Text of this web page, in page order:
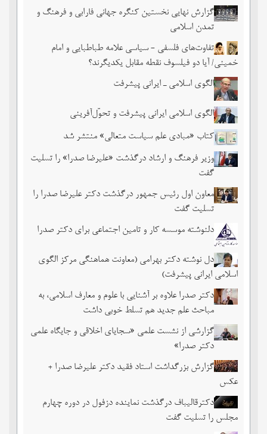
گزارش نهایی نخستین کنگره جهانی فارابی و فرهنگ و
تمدن اسلامی
تفاوت‌های فلسفی - سیاسی علامه طباطبایی و امام
خمینی/ آیا دو فیلسوف نقطه مقابل یکدیگرند؟
الگوی اسلامی ـ ایرانی پیشرفت
الگوی اسلامی ایرانی پیشرفت و تحوّل‌آفرینی
کتاب «مبادی علم سیاست متعالی» منتشر شد
وزیر فرهنگ و ارشاد درگذشت «علیرضا صدرا» را تسلیت
گفت
معاون اول رئیس جمهور درگذشت دکتر علیرضا صدرا را
تسلیت گفت
دلنوشته موسسه کار و تامین اجتماعی برای دکتر صدرا
دل نوشته دکتر بهرامی (معاونت هماهنگی مرکز الگوی
اسلامی ایرانی پیشرفت)
دکتر صدرا علاوه بر آشنایی با علوم و معارف اسلامی، به
مباحث علم جدید هم تسلط خوبی داشت
گزارشی از نشست علمی «سجایای اخلاقی و جایگاه علمی
دکتر صدرا»
گزارش بزرگداشت استاد فقید دکتر علیرضا صدرا +
عکس
دکترقالیباف درگذشت نماینده دزفول در دوره چهارم
مجلس را تسلیت گفت